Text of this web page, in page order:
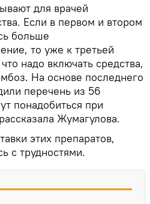
для врачей
Если в первом и втором
больше
то уже к третьей
надо включать средства,
На основе последнего
перечень из 56
понадобиться при
Жумагулова.
этих препаратов,
с трудностями.